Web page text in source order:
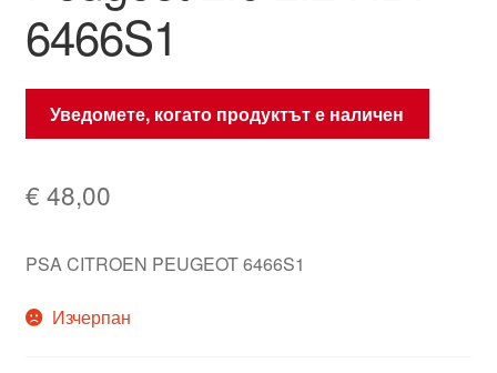
6466S1
Уведомете, когато продуктът е наличен
€ 48,00
PSA CITROEN PEUGEOT 6466S1
Изчерпан